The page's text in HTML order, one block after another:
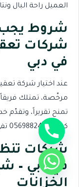
العميل راحة البال
شروط يجب
شركات
في دبي
عند اختيار شركة
مرخّصة، تمتلك
تمنح تقريراً، وتقدّم
كلين 0569882420 تفي بهذه الشروط كلياً.
شركات
في دبي –
الخزانات